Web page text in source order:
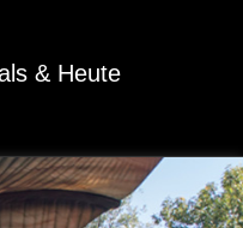
& Heute